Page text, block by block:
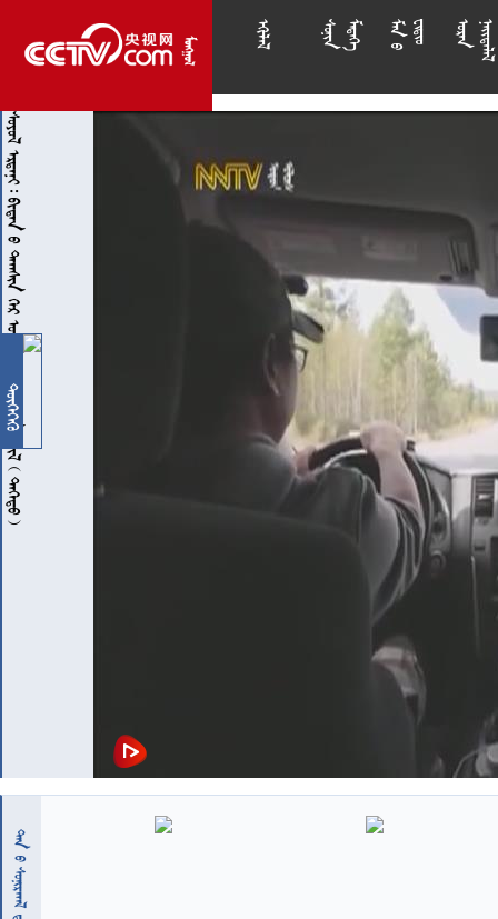
 








    











             
 